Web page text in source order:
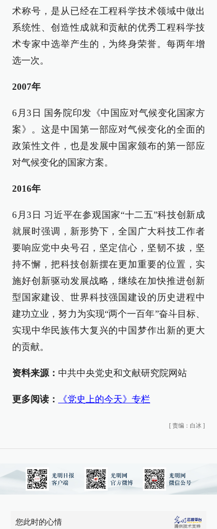
术称号，是从已经在工程科学技术领域中做出
系统性、创造性成就和贡献的优秀工程科学技
术专家中选举产生的，为终身荣誉。每两年增
选一次。
2007年
6月3日 国务院印发《中国应对气候变化国家方
案》。这是中国第一部应对气候变化的全面的
政策性文件，也是发展中国家颁布的第一部应
对气候变化的国家方案。
2016年
6月3日 习近平在参观国家“十二五”科技创新成
就展时强调，新形势下，全国广大科技工作者
要响应党中央号召，坚定信心，坚韧不拔，坚
持不懈，把科技创新摆在更加重要的位置，实
施好创新驱动发展战略，继续在加快推进创新
型国家建设、世界科技强国建设的历史进程中
建功立业，努力为实现“两个一百年”奋斗目标、
实现中华民族伟大复兴的中国梦作出新的更大
的贡献。
资料来源： 中共中央党史和文献研究院网站
更多阅读： 《党史上的今天》专栏
[ 责编：白冰 ]
您此时的心情